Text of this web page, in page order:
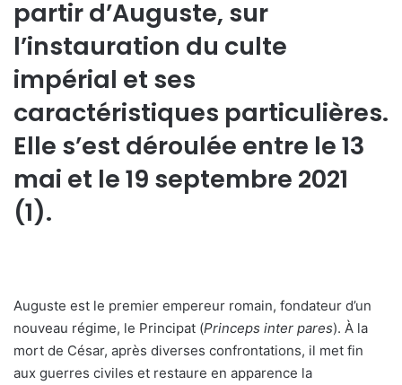
partir d’Auguste, sur
l’instauration du culte
impérial et ses
caractéristiques particulières.
Elle s’est déroulée entre le 13
mai et le 19 septembre 2021
(1).
Auguste est le premier empereur romain, fondateur d’un
nouveau régime, le Principat (Princeps inter pares). À la
mort de César, après diverses confrontations, il met fin
aux guerres civiles et restaure en apparence la